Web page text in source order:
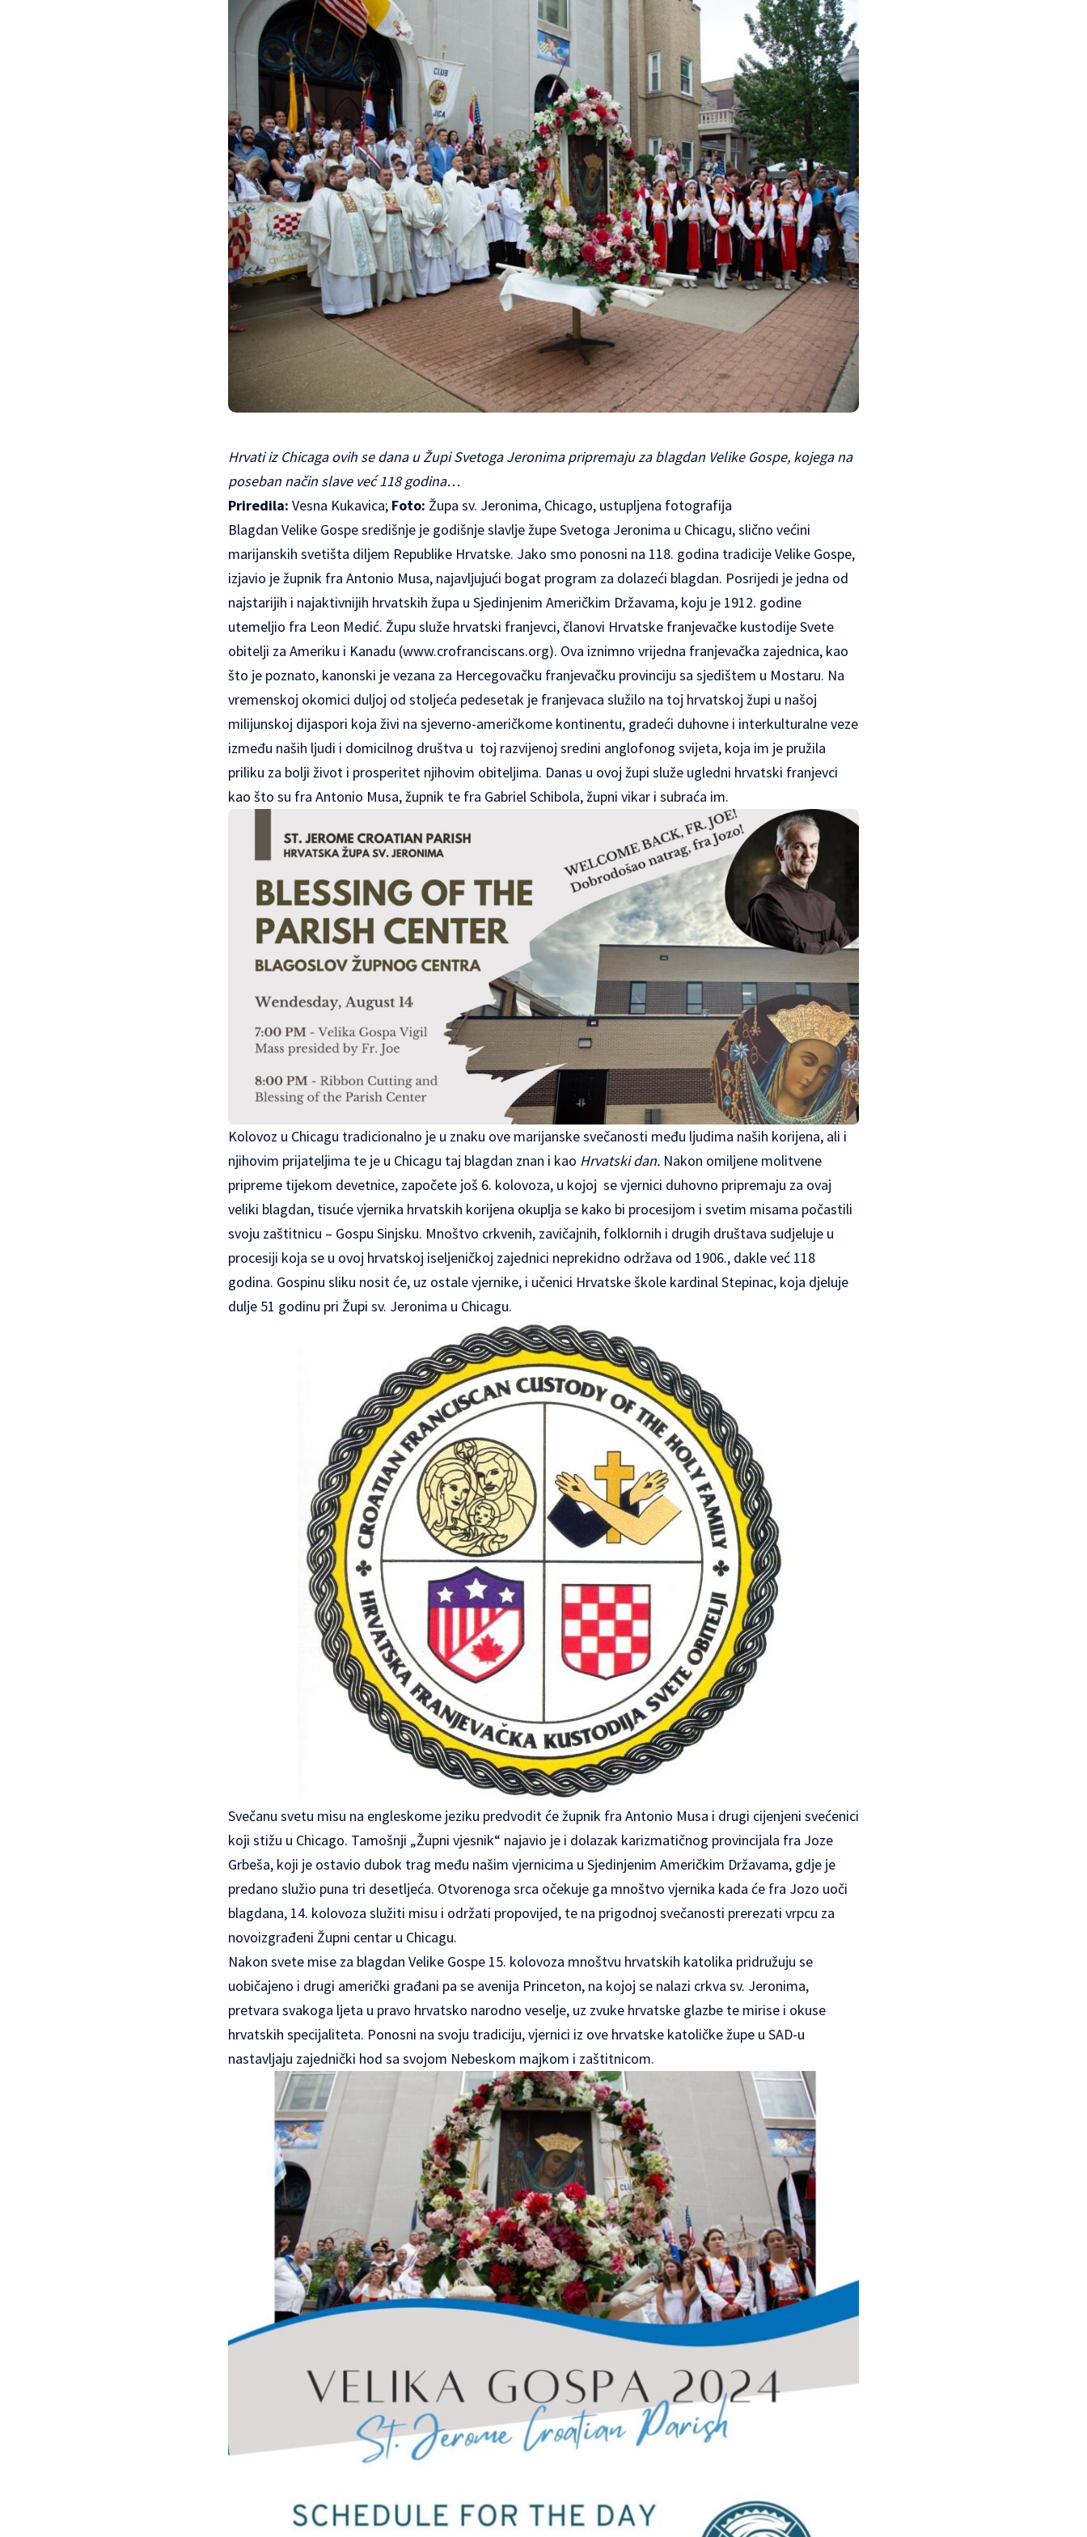
Hrvati iz Chicaga ovih se dana u Župi Svetoga Jeronima pripremaju za blagdan Velike Gospe, kojega na
poseban način slave već 118 godina…
Priredila: Vesna Kukavica; Foto: Župa sv. Jeronima, Chicago, ustupljena fotografija
Blagdan Velike Gospe središnje je godišnje slavlje župe Svetoga Jeronima u Chicagu, slično većini
marijanskih svetišta diljem Republike Hrvatske. Jako smo ponosni na 118. godina tradicije Velike Gospe,
izjavio je župnik fra Antonio Musa, najavljujući bogat program za dolazeći blagdan. Posrijedi je jedna od
najstarijih i najaktivnijih hrvatskih župa u Sjedinjenim Američkim Državama, koju je 1912. godine
utemeljio fra Leon Medić. Župu služe hrvatski franjevci, članovi Hrvatske franjevačke kustodije Svete
obitelji za Ameriku i Kanadu (www.crofranciscans.org). Ova iznimno vrijedna franjevačka zajednica, kao
što je poznato, kanonski je vezana za Hercegovačku franjevačku provinciju sa sjedištem u Mostaru. Na
vremenskoj okomici duljoj od stoljeća pedesetak je franjevaca služilo na toj hrvatskoj župi u našoj
milijunskoj dijaspori koja živi na sjeverno-američkome kontinentu, gradeći duhovne i interkulturalne veze
između naših ljudi i domicilnog društva u toj razvijenoj sredini anglofonog svijeta, koja im je pružila
priliku za bolji život i prosperitet njihovim obiteljima. Danas u ovoj župi služe ugledni hrvatski franjevci
kao što su fra Antonio Musa, župnik te fra Gabriel Schibola, župni vikar i subraća im.
Kolovoz u Chicagu tradicionalno je u znaku ove marijanske svečanosti među ljudima naših korijena, ali i
njihovim prijateljima te je u Chicagu taj blagdan znan i kao Hrvatski dan. Nakon omiljene molitvene
pripreme tijekom devetnice, započete još 6. kolovoza, u kojoj se vjernici duhovno pripremaju za ovaj
veliki blagdan, tisuće vjernika hrvatskih korijena okuplja se kako bi procesijom i svetim misama počastili
svoju zaštitnicu – Gospu Sinjsku. Mnoštvo crkvenih, zavičajnih, folklornih i drugih društava sudjeluje u
procesiji koja se u ovoj hrvatskoj iseljeničkoj zajednici neprekidno održava od 1906., dakle već 118
godina. Gospinu sliku nosit će, uz ostale vjernike, i učenici Hrvatske škole kardinal Stepinac, koja djeluje
dulje 51 godinu pri Župi sv. Jeronima u Chicagu.
Svečanu svetu misu na engleskome jeziku predvodit će župnik fra Antonio Musa i drugi cijenjeni svećenici
koji stižu u Chicago. Tamošnji „Župni vjesnik“ najavio je i dolazak karizmatičnog provincijala fra Joze
Grbeša, koji je ostavio dubok trag među našim vjernicima u Sjedinjenim Američkim Državama, gdje je
predano služio puna tri desetljeća. Otvorenoga srca očekuje ga mnoštvo vjernika kada će fra Jozo uoči
blagdana, 14. kolovoza služiti misu i održati propovijed, te na prigodnoj svečanosti prerezati vrpcu za
novoizgrađeni Župni centar u Chicagu.
Nakon svete mise za blagdan Velike Gospe 15. kolovoza mnoštvu hrvatskih katolika pridružuju se
uobičajeno i drugi američki građani pa se avenija Princeton, na kojoj se nalazi crkva sv. Jeronima,
pretvara svakoga ljeta u pravo hrvatsko narodno veselje, uz zvuke hrvatske glazbe te mirise i okuse
hrvatskih specijaliteta. Ponosni na svoju tradiciju, vjernici iz ove hrvatske katoličke župe u SAD-u
nastavljaju zajednički hod sa svojom Nebeskom majkom i zaštitnicom.